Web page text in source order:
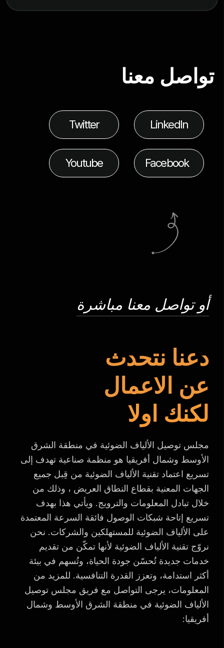
تواصل معنا
LinkedIn
Twitter
Facebook
Youtube
أو تواصل معنا مباشرة
دعنا نتحدث
عن الاعمال
لكنك اولا
مجلس توصيل الألياف الضوئية في منطقة الشرق
الأوسط وشمال أفريقيا هو منظمة صناعية تهدف إلى
تسريع اعتماد تقنية الألياف الضوئية من قِبل جميع
الجهات المعنية بقطاع النطاق العريض ، وذلك من
خلال تبادل المعلومات والترويج. ويأتي هذا بهدف
تسريع إتاحة شبكات الوصول فائقة السرعة المعتمدة
على الألياف الضوئية للمستهلكين والشركات. نحن
نروّج تقنية الألياف الضوئية لأنها تمكّن من تقديم
خدمات جديدة تُحسّن جودة الحياة، وتُسهم في بيئة
أكثر استدامة، وتعزز القدرة التنافسية. للمزيد من
المعلومات، يرجى التواصل مع فريق مجلس توصيل
الألياف الضوئية في منطقة الشرق الأوسط وشمال
أفريقيا: